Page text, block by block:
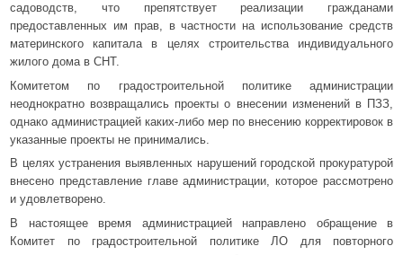
садоводств, что препятствует реализации гражданами
предоставленных им прав, в частности на использование средств
материнского капитала в целях строительства индивидуального
жилого дома в СНТ.
Комитетом по градостроительной политике администрации
неоднократно возвращались проекты о внесении изменений в ПЗЗ,
однако администрацией каких-либо мер по внесению корректировок в
указанные проекты не принимались.
В целях устранения выявленных нарушений городской прокуратурой
внесено представление главе администрации, которое рассмотрено
и удовлетворено.
В настоящее время администрацией направлено обращение в
Комитет по градостроительной политике ЛО для повторного